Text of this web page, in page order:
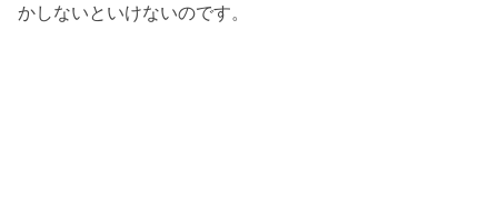
かしないといけないのです。